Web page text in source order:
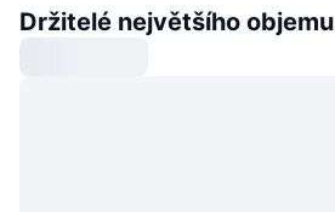
Držitelé největšího objemu